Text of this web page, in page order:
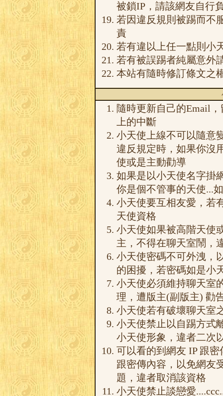
被鎖IP，請該網友自行
若因違反規則被踢而不
責
若有違以上任一點則小
若有被誤踢者純屬意外
本站有隨時修訂條文之
隨時更新自己的Email
上的中斷
小天使上線不可以隨意
違反規定時，如果你沒
使或是主動勸導
如果是以小天使名字掛
你是個不管事的天使...
小天使要互相友愛，若
天使資格
小天使如果被高階天使
主，不得在聊天室鬧，
小天使密碼不可外洩，
的困擾，若密碼如是小
小天使必須維持聊天室
理，遭版主(副版主) 勸
小天使若有破壞聊天室
小天使禁止以自踢方式
小天使形象，違者二次
可以看的到網友 IP 跟
跟密傳內容，以免網友
題，違者取消該資格
小天使禁止談戀愛